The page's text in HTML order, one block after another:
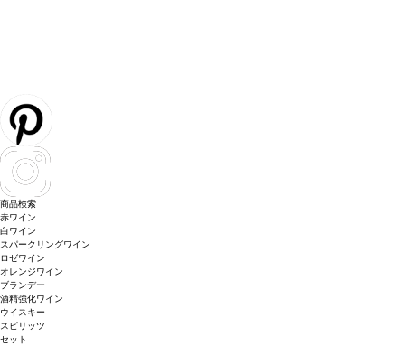
商品検索
赤ワイン
白ワイン
スパークリングワイン
ロゼワイン
オレンジワイン
ブランデー
酒精強化ワイン
ウイスキー
スピリッツ
セット